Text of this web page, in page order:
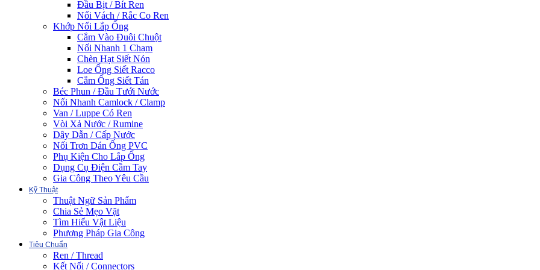
Đầu Bịt / Bít Ren
Nối Vách / Rắc Co Ren
Khớp Nối Lắp Ống
Cắm Vào Đuôi Chuột
Nối Nhanh 1 Chạm
Chèn Hạt Siết Nón
Loe Ống Siết Racco
Cắm Ống Siết Tán
Béc Phun / Đầu Tưới Nước
Nối Nhanh Camlock / Clamp
Van / Luppe Có Ren
Vòi Xả Nước / Rumine
Dây Dẫn / Cấp Nước
Nối Trơn Dán Ống PVC
Phụ Kiện Cho Lắp Ống
Dụng Cụ Điện Cầm Tay
Gia Công Theo Yêu Cầu
Kỹ Thuật
Thuật Ngữ Sản Phẩm
Chia Sẻ Mẹo Vặt
Tìm Hiểu Vật Liệu
Phương Pháp Gia Công
Tiêu Chuẩn
Ren / Thread
Kết Nối / Connectors